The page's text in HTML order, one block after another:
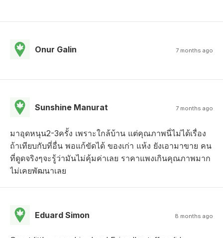
Onur Galin 7 months ago
Sunshine Manurat 7 months ago
มาอุดหนุน2-3ครั้ง เพราะใกล้บ้าน แต่คุณภาพนี่ไม่ได้เรื่อง
ถ้าเทียบกับที่อื่น พอแก้ขัดได้ ของเก่า แห้ง ยังเอามาขาย คน
ที่ดูดจริงๆจะรู้ว่ามันไม่คุ้มค่าเลย ราคาแพงเกินคุณภาพมาก
ไม่เคยพัฒนาเลย
Eduard Simon 8 months ago